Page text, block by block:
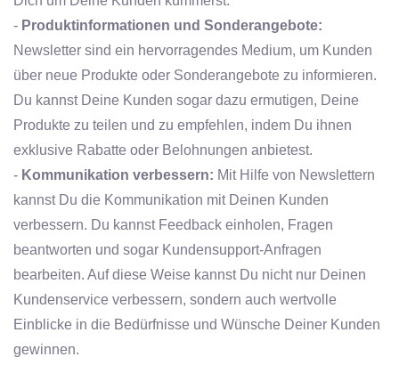
- Produktinformationen und Sonderangebote:
Newsletter sind ein hervorragendes Medium, um Kunden
über neue Produkte oder Sonderangebote zu informieren.
Du kannst Deine Kunden sogar dazu ermutigen, Deine
Produkte zu teilen und zu empfehlen, indem Du ihnen
exklusive Rabatte oder Belohnungen anbietest.
- Kommunikation verbessern: Mit Hilfe von Newslettern
kannst Du die Kommunikation mit Deinen Kunden
verbessern. Du kannst Feedback einholen, Fragen
beantworten und sogar Kundensupport-Anfragen
bearbeiten. Auf diese Weise kannst Du nicht nur Deinen
Kundenservice verbessern, sondern auch wertvolle
Einblicke in die Bedürfnisse und Wünsche Deiner Kunden
gewinnen.